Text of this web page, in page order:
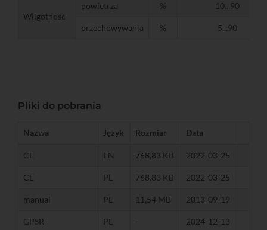
Wilgotność
powietrza % 10...90
przechowywania % 5...90
Pliki do pobrania
Nazwa Język Rozmiar Data
CE EN 768,83 KB 2022-03-25
CE PL 768,83 KB 2022-03-25
manual PL 11,54 MB 2013-09-19
GPSR PL - 2024-12-13